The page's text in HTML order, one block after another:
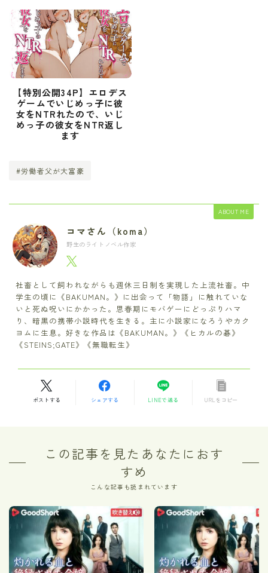
【特別公開34P】エロデス
ゲームでいじめっ子に彼
女をNTRれたので、いじ
めっ子の彼女をNTR返し
ます
#労働者父が大富豪
ABOUT ME
コマさん（koma）
野生のライトノベル作家
社畜として飼われながらも週休三日制を実現した上流社畜。中
学生の頃に《BAKUMAN。》に出会って「物語」に触れていな
いと死ぬ呪いにかかった。思春期にモバゲーにどっぷりハマ
り、暗黒の携帯小説時代を生きる。主に小説家になろうやカク
ヨムに生息。好きな作品は《BAKUMAN。》《ヒカルの碁》
《STEINS;GATE》《無職転生》
ポストする シェアする LINEで送る URLをコピー
この記事を見たあなたにおす
すめ
こんな記事も読まれています